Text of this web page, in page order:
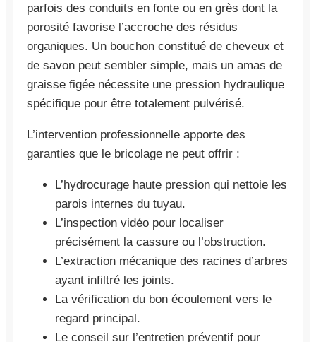
parfois des conduits en fonte ou en grès dont la
porosité favorise l’accroche des résidus
organiques. Un bouchon constitué de cheveux et
de savon peut sembler simple, mais un amas de
graisse figée nécessite une pression hydraulique
spécifique pour être totalement pulvérisé.
L’intervention professionnelle apporte des
garanties que le bricolage ne peut offrir :
L’hydrocurage haute pression qui nettoie les
parois internes du tuyau.
L’inspection vidéo pour localiser
précisément la cassure ou l’obstruction.
L’extraction mécanique des racines d’arbres
ayant infiltré les joints.
La vérification du bon écoulement vers le
regard principal.
Le conseil sur l’entretien préventif pour